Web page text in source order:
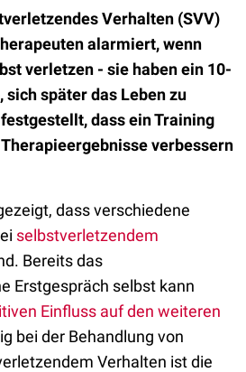
Verhalten (SVV)
alarmiert, wenn
verletzen - sie haben ein 10-
sich später das Leben zu
dass ein Training
verbessern
dass verschiedene
selbstverletzendem
Bereits das
Erstgespräch selbst kann
Einfluss auf den weiteren
bei der Behandlung von
Verhalten ist die